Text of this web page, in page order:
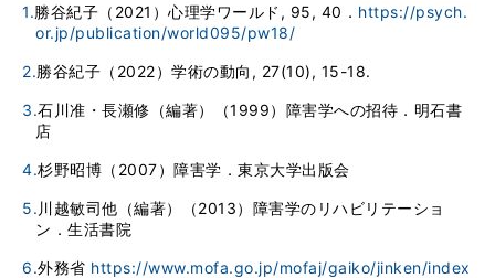
1.勝谷紀子（2021）心理学ワールド, 95, 40． https://psych.
or.jp/publication/world095/pw18/
2.勝谷紀子（2022）学術の動向, 27(10), 15-18.
3.石川准・長瀬修（編著）（1999）障害学への招待．明石書
店
4.杉野昭博（2007）障害学．東京大学出版会
5. 川越敏司他（編著）（2013）障害学のリハビリテーショ
ン．生活書院
6.外務省 https://www.mofa.go.jp/mofaj/gaiko/jinken/index